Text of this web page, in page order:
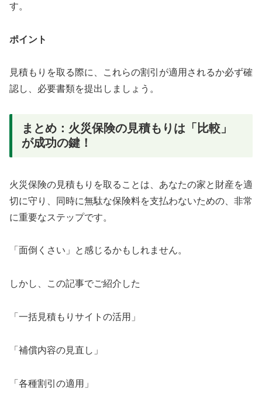
す。
ポイント
見積もりを取る際に、これらの割引が適用されるか必ず確
認し、必要書類を提出しましょう。
まとめ：火災保険の見積もりは「比較」
が成功の鍵！
火災保険の見積もりを取ることは、あなたの家と財産を適
切に守り、同時に無駄な保険料を支払わないための、非常
に重要なステップです。
「面倒くさい」と感じるかもしれません。
しかし、この記事でご紹介した
「一括見積もりサイトの活用」
「補償内容の見直し」
「各種割引の適用」